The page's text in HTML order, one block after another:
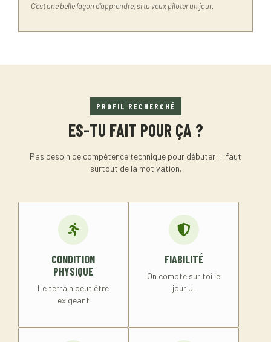
C’est une belle façon d’apprendre, si tu veux piloter un jour.
PROFIL RECHERCHÉ
ES-TU FAIT POUR ÇA ?
Pas besoin de compétence technique pour débuter: il faut
surtout de la motivation.
CONDITION
PHYSIQUE
Le terrain peut être
exigeant
FIABILITÉ
On compte sur toi le
jour J.